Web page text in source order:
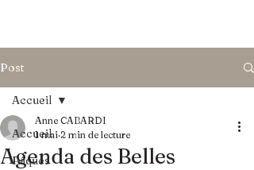
Post
Accueil
Pâques
Accueil
Agenda des Belles
Anne CABARDI
1 mai 2 min de lecture